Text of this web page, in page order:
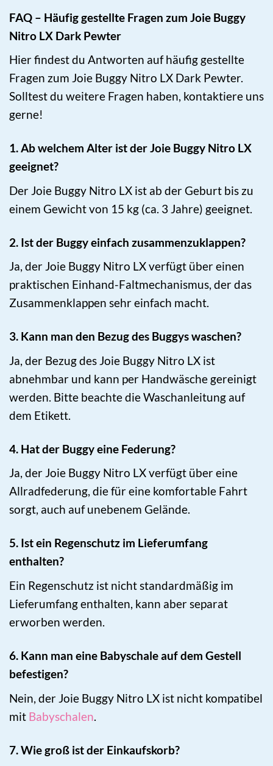
FAQ – Häufig gestellte Fragen zum Joie Buggy
Nitro LX Dark Pewter
Hier findest du Antworten auf häufig gestellte
Fragen zum Joie Buggy Nitro LX Dark Pewter.
Solltest du weitere Fragen haben, kontaktiere uns
gerne!
1. Ab welchem Alter ist der Joie Buggy Nitro LX
geeignet?
Der Joie Buggy Nitro LX ist ab der Geburt bis zu
einem Gewicht von 15 kg (ca. 3 Jahre) geeignet.
2. Ist der Buggy einfach zusammenzuklappen?
Ja, der Joie Buggy Nitro LX verfügt über einen
praktischen Einhand-Faltmechanismus, der das
Zusammenklappen sehr einfach macht.
3. Kann man den Bezug des Buggys waschen?
Ja, der Bezug des Joie Buggy Nitro LX ist
abnehmbar und kann per Handwäsche gereinigt
werden. Bitte beachte die Waschanleitung auf
dem Etikett.
4. Hat der Buggy eine Federung?
Ja, der Joie Buggy Nitro LX verfügt über eine
Allradfederung, die für eine komfortable Fahrt
sorgt, auch auf unebenem Gelände.
5. Ist ein Regenschutz im Lieferumfang
enthalten?
Ein Regenschutz ist nicht standardmäßig im
Lieferumfang enthalten, kann aber separat
erworben werden.
6. Kann man eine Babyschale auf dem Gestell
befestigen?
Nein, der Joie Buggy Nitro LX ist nicht kompatibel
mit Babyschalen
7. Wie groß ist der Einkaufskorb?